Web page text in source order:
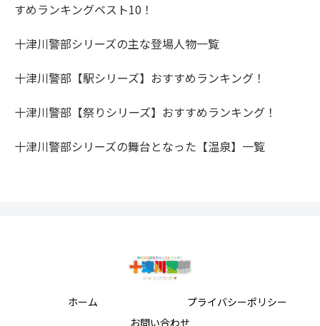
すめランキングベスト10！
十津川警部シリーズの主な登場人物一覧
十津川警部【駅シリーズ】おすすめランキング！
十津川警部【祭りシリーズ】おすすめランキング！
十津川警部シリーズの舞台となった【温泉】一覧
ホーム
プライバシーポリシー
お問い合わせ